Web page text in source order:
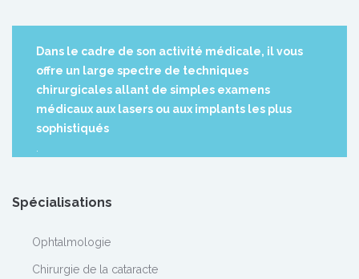
Dans le cadre de son activité médicale, il vous
offre un large spectre de techniques
chirurgicales allant de simples examens
médicaux aux lasers ou aux implants les plus
sophistiqués
Spécialisations
Ophtalmologie
Chirurgie de la cataracte